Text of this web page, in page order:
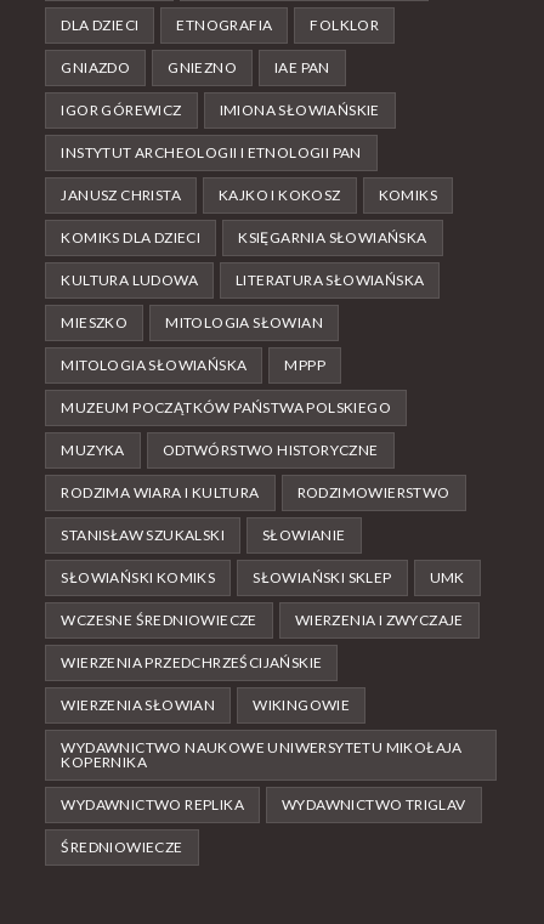
DLA DZIECI ETNOGRAFIA FOLKLOR
GNIAZDO GNIEZNO IAE PAN
IGOR GÓREWICZ IMIONA SŁOWIAŃSKIE
INSTYTUT ARCHEOLOGII I ETNOLOGII PAN
JANUSZ CHRISTA KAJKO I KOKOSZ KOMIKS
KOMIKS DLA DZIECI KSIĘGARNIA SŁOWIAŃSKA
KULTURA LUDOWA LITERATURA SŁOWIAŃSKA
MIESZKO MITOLOGIA SŁOWIAN
MITOLOGIA SŁOWIAŃSKA MPPP
MUZEUM POCZĄTKÓW PAŃSTWA POLSKIEGO
MUZYKA ODTWÓRSTWO HISTORYCZNE
RODZIMA WIARA I KULTURA RODZIMOWIERSTWO
STANISŁAW SZUKALSKI SŁOWIANIE
SŁOWIAŃSKI KOMIKS SŁOWIAŃSKI SKLEP UMK
WCZESNE ŚREDNIOWIECZE WIERZENIA I ZWYCZAJE
WIERZENIA PRZEDCHRZEŚCIJAŃSKIE
WIERZENIA SŁOWIAN WIKINGOWIE
WYDAWNICTWO NAUKOWE UNIWERSYTETU MIKOŁAJA
KOPERNIKA
WYDAWNICTWO REPLIKA WYDAWNICTWO TRIGLAV
ŚREDNIOWIECZE